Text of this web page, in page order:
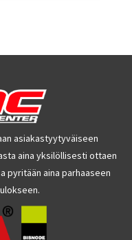
asiakastyytyväiseen
aina yksilöllisesti ottaen
pyritään aina parhaaseen